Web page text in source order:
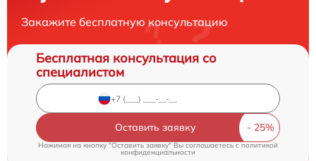
Закажите бесплатную консультацию
Бесплатная консультация со
специалистом
Оставить заявку
Нажимая на кнопку "Оставить заявку" Вы соглашаетесь cполитикой
конфиденциальности